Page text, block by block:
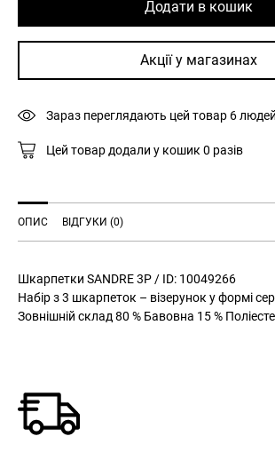
з
сердечками
пари
кількість
Додати в кошик
Акції у магазинах
Зараз переглядають цей товар 6людей
Цей товар додали у кошик 0 разів
ОПИС ВІДГУКИ (0)
Шкарпетки SANDRE 3P / ID: 10049266
Набір з 3 шкарпеток – візерунок у формі
Зовнішній склад 80 % Бавовна 15 %